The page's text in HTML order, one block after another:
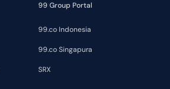
99 Group Portal
99.co Indonesia
99.co Singapura
SRX